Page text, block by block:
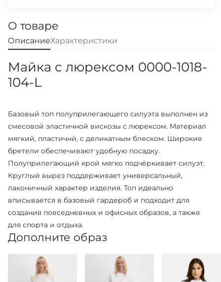
О товаре
ОписаниеХарактеристики
Майка с люрексом 0000-1018-
104-L
Базовый топ полуприлегающего силуэта выполнен из
смесовой эластичной вискозы с люрексом. Материал
мягкий, пластичнй, с деликатным блеском. Широкие
бретели обеспечивают удобную посадку.
Полуприлегающий крой мягко подчёркивает силуэт.
Круглый вырез поддерживает универсальный,
лаконичный характер изделия. Топ идеально
вписывается в базовый гардероб и подходит для
создания повседневных и офисных образов, а также
для спорта и отдыха.
Дополните образ